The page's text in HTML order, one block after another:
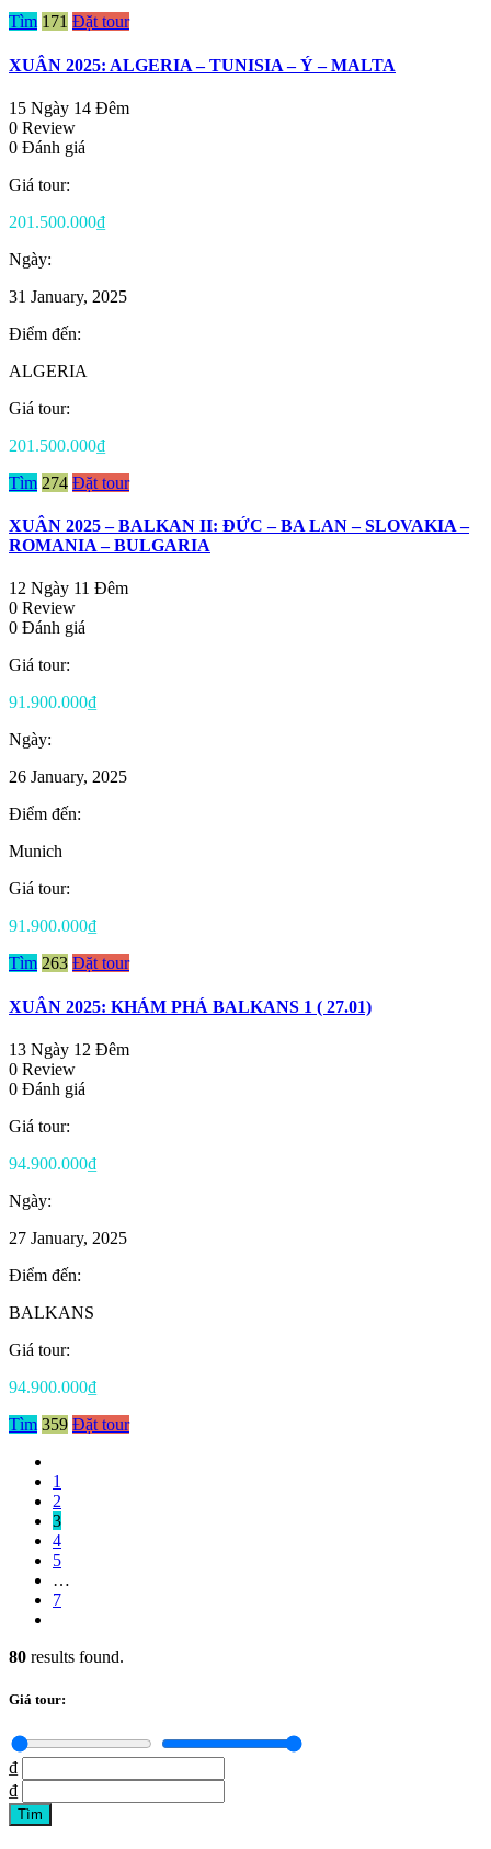
Tìm 171 Đặt tour
XUÂN 2025: ALGERIA – TUNISIA – Ý – MALTA
15 Ngày 14 Đêm
0 Review
0 Đánh giá
Giá tour:
201.500.000₫
Ngày:
31 January, 2025
Điểm đến:
ALGERIA
Giá tour:
201.500.000₫
Tìm 274 Đặt tour
XUÂN 2025 – BALKAN II: ĐỨC – BA LAN – SLOVAKIA –
ROMANIA – BULGARIA
12 Ngày 11 Đêm
0 Review
0 Đánh giá
Giá tour:
91.900.000₫
Ngày:
26 January, 2025
Điểm đến:
Munich
Giá tour:
91.900.000₫
Tìm 263 Đặt tour
XUÂN 2025: KHÁM PHÁ BALKANS 1 ( 27.01)
13 Ngày 12 Đêm
0 Review
0 Đánh giá
Giá tour:
94.900.000₫
Ngày:
27 January, 2025
Điểm đến:
BALKANS
Giá tour:
94.900.000₫
Tìm 359 Đặt tour
1
2
3
4
5
…
7
80 results found.
Giá tour:
₫
₫